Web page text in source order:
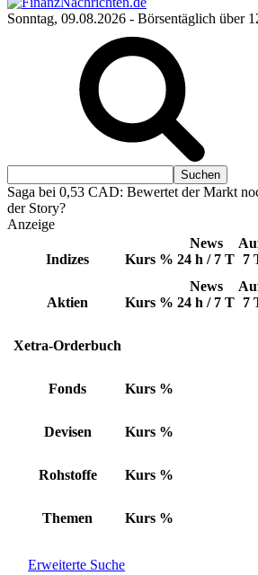
Sonntag, 09.08.2026 - Börsentäglich über
Saga bei 0,53 CAD: Bewertet der Markt
der Story?
Anzeige
Indizes Kurs %
News
24 h / 7 T 7
Aktien Kurs %
News
24 h / 7 T 7
Xetra-Orderbuch
Fonds Kurs %
Devisen Kurs %
Rohstoffe Kurs %
Themen Kurs %
Erweiterte Suche